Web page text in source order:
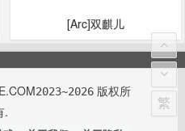
[Arc]双麒儿
2023~2026 版权所
.
繁